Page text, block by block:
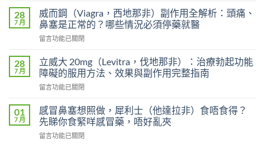
犀
利
士
會
癮
嗎？
效
利
士
副
度
超
級
艾
達
雙
效
片
Super
Power）
果
28
7 月
威而鋼（Viagra，西地那非）副作用全解析：頭痛、
鼻塞是正常的？哪些情況必須停藥就醫
在
而
鋼
（Viagra，
西
那
非）
副
作
留言功能已關閉
28
7 月
立威大 20mg（Levitra，伐地那非）：治療勃起功能
障礙的服用方法、效果與副作用完整指南
在
威
大
20mg（Levitra，
伐
留言功能已關閉
01
7 月
感冒鼻塞想照做，犀利士（他達拉非）食唔食得？
先睇你食緊咩感冒藥，唔好亂夾
在
留言功能已關閉